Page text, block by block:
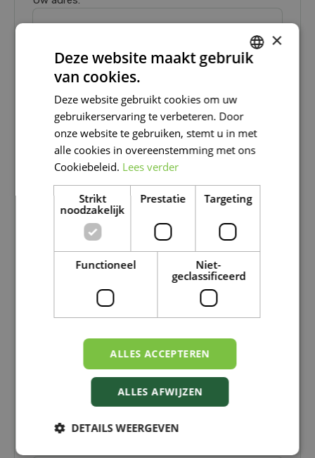
Uw woonplaats:
Uw geboortedatum:
Uw telefoonnummer:
Uw e-mailadres:*
Uw motivatie:
×
Deze website maakt gebruik
van cookies.
Deze website gebruikt cookies om uw
gebruikerservaring te verbeteren. Door
onze website te gebruiken, stemt u in met
alle cookies in overeenstemming met ons
Cookiebeleid. Lees verder
Strikt
noodzakelijk
Prestatie Targeting
Functioneel
Niet-
geclassificeerd
ALLES ACCEPTEREN
ALLES AFWIJZEN
DETAILS WEERGEVEN